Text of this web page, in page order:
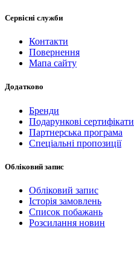
Сервісні служби
Контакти
Повернення
Мапа сайту
Додатково
Бренди
Подарункові сертифікати
Партнерська програма
Спеціальні пропозиції
Обліковий запис
Обліковий запис
Історія замовлень
Список побажань
Розсилання новин